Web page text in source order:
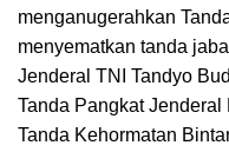
menganugerahkan
menyematkan tanda
Jenderal TNI Tandyo
Tanda Pangkat
Tanda Kehormatan